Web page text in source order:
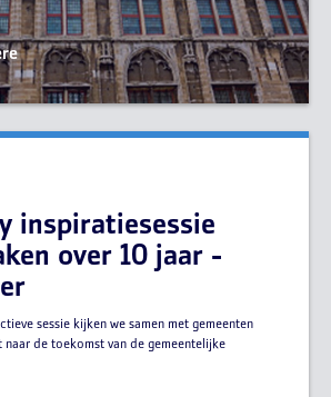
inspiratiesessie
over 10 jaar -
sessie kijken we samen met gemeenten
de toekomst van de gemeentelijke